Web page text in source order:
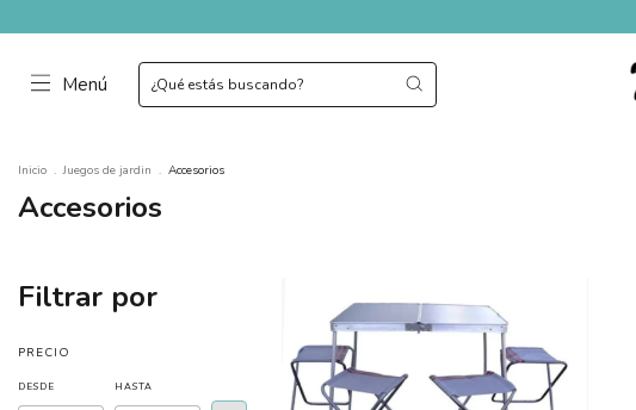
Menú
Inicio . Juegos de jardin . Accesorios
Accesorios
Filtrar por
PRECIO
DESDE HASTA